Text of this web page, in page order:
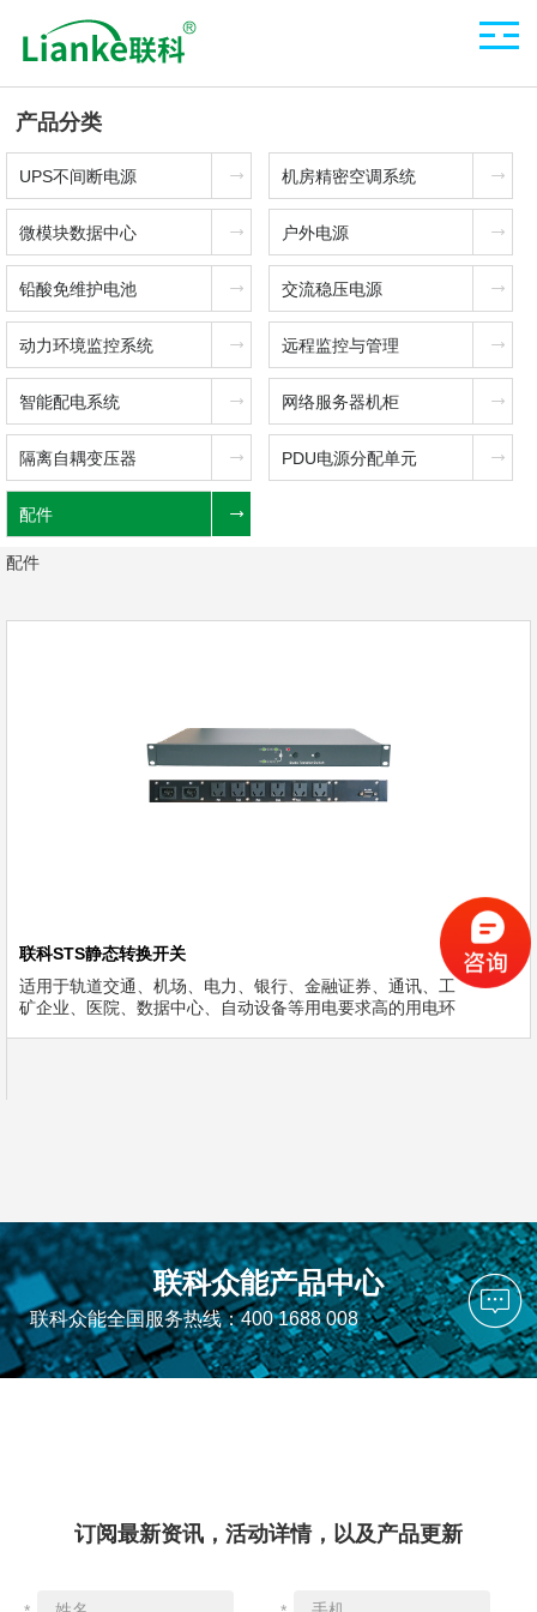
产品分类
UPS不间断电源 机房精密空调系统
微模块数据中心 户外电源
铅酸免维护电池 交流稳压电源
动力环境监控系统 远程监控与管理
智能配电系统 网络服务器机柜
隔离自耦变压器 PDU电源分配单元
配件
配件
联科STS静态转换开关
适用于轨道交通、机场、电力、银行、金融证券、通讯、工
矿企业、医院、数据中心、自动设备等用电要求高的用电环
联科众能产品中心
联科众能全国服务热线：400 1688 008
订阅最新资讯，活动详情，以及产品更新